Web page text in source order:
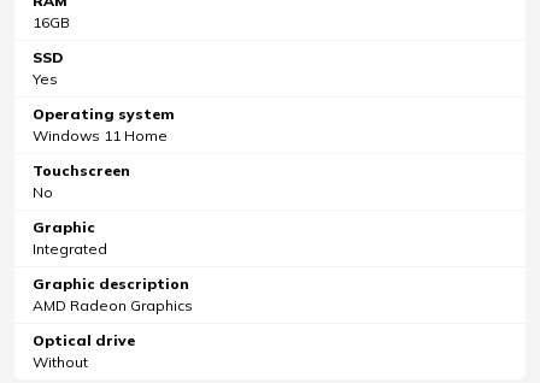
16GB
SSD
Yes
Operating system
Windows 11 Home
Touchscreen
No
Graphic
Integrated
Graphic description
AMD Radeon Graphics
Optical drive
Without